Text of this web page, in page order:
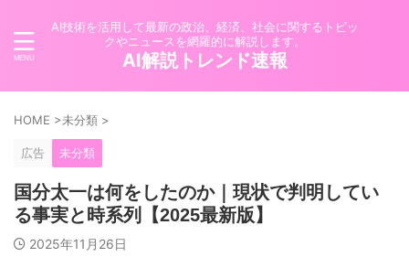
AI技術を活用して最新の政治、経済、社会に関するトピッ
クやニュースを網羅的に解説します。
AI解説トレンド速報
HOME >未分類 >
広告 未分類
国分太一は何をしたのか｜現状で判明してい
る事実と時系列【2025最新版】
2025年11月26日